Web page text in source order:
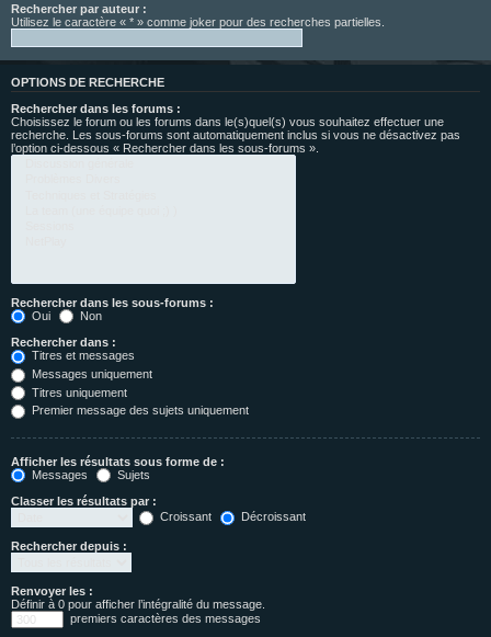
Rechercher par auteur :
Utilisez le caractère « * » comme joker pour des recherches partielles.
OPTIONS DE RECHERCHE
Rechercher dans les forums :
Choisissez le forum ou les forums dans le(s)quel(s) vous souhaitez effectuer une
recherche. Les sous-forums sont automatiquement inclus si vous ne désactivez pas
l’option ci-dessous « Rechercher dans les sous-forums ».
Rechercher dans les sous-forums :
Oui
Non
Rechercher dans :
Titres et messages
Messages uniquement
Titres uniquement
Premier message des sujets uniquement
Afficher les résultats sous forme de :
Messages
Sujets
Classer les résultats par :
Croissant
Décroissant
Rechercher depuis :
Renvoyer les :
Définir à 0 pour afficher l’intégralité du message.
premiers caractères des messages